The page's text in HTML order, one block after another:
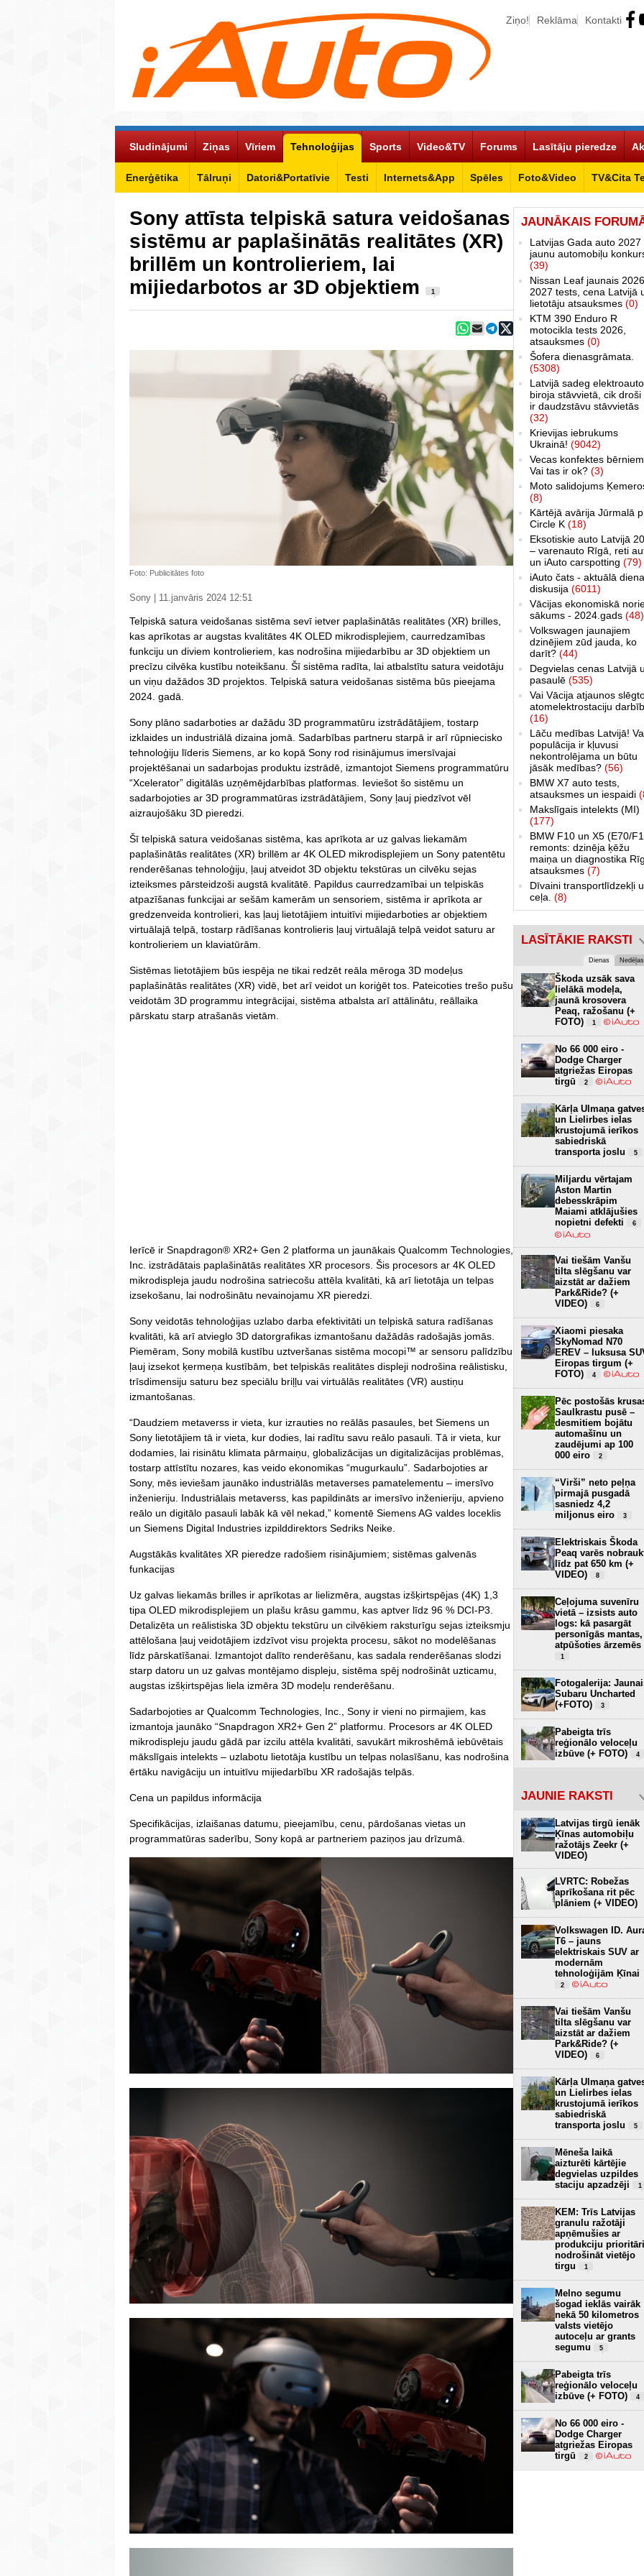
Ziņo! Reklāma Kontakti
Sludinājumi Ziņas Vīriem Tehnoloģijas
Enerģētika Tālruņi Datori&Portatīvie Testi Internets&App Spēles Foto&Video TV&Cita
Sports Video&TV Forums Lasītāju pieredze
Sony attīsta telpiskā satura veidošanas
sistēmu ar paplašinātās realitātes (XR)
brillēm un kontrolieriem, lai
mijiedarbotos ar 3D objektiem
1
Foto: Publicitātes foto
Sony | 11.janvāris 2024 12:51
Telpiskā satura veidošanas sistēma sevī ietver paplašinātās realitātes (XR) brilles,
kas aprīkotas ar augstas kvalitātes 4K OLED mikrodisplejiem, caurredzamības
funkciju un diviem kontrolieriem, kas nodrošina mijiedarbību ar 3D objektiem un
precīzu cilvēka kustību noteikšanu. Šī sistēma radīta, lai atbalstītu satura veidotāju
un viņu dažādos 3D projektos. Telpiskā satura veidošanas sistēma būs pieejama
2024. gadā.
Sony plāno sadarboties ar dažādu 3D programmatūru izstrādātājiem, tostarp
izklaides un industriālā dizaina jomā. Sadarbības partneru starpā ir arī rūpniecisko
tehnoloģiju līderis Siemens, ar ko kopā Sony rod risinājumus imersīvajai
projektēšanai un sadarbojas produktu izstrādē, izmantojot Siemens programmatūru
“Xcelerator” digitālās uzņēmējdarbības platformas. Ieviešot šo sistēmu un
sadarbojoties ar 3D programmatūras izstrādātājiem, Sony ļauj piedzīvot vēl
aizraujošāku 3D pieredzi.
Šī telpiskā satura veidošanas sistēma, kas aprīkota ar uz galvas liekamām
paplašinātās realitātes (XR) brillēm ar 4K OLED mikrodisplejiem un Sony patentētu
renderēšanas tehnoloģiju, ļauj atveidot 3D objektu tekstūras un cilvēku sejas
izteiksmes pārsteidzoši augstā kvalitātē. Papildus caurredzamībai un telpiskās
atpazīšanas funkcijai ar sešām kamerām un sensoriem, sistēma ir aprīkota ar
gredzenveida kontrolieri, kas ļauj lietotājiem intuitīvi mijiedarboties ar objektiem
virtuālajā telpā, tostarp rādīšanas kontrolieris ļauj virtuālajā telpā veidot saturu ar
kontrolieriem un klaviatūrām.
Sistēmas lietotājiem būs iespēja ne tikai redzēt reāla mēroga 3D modeļus
paplašinātās realitātes (XR) vidē, bet arī veidot un koriģēt tos. Pateicoties trešo pušu
veidotām 3D programmu integrācijai, sistēma atbalsta arī attālinātu, reāllaika
pārskatu starp atrašanās vietām.
Ierīcē ir Snapdragon® XR2+ Gen 2 platforma un jaunākais Qualcomm Technologies,
Inc. izstrādātais paplašinātās realitātes XR procesors. Šis procesors ar 4K OLED
mikrodispleja jaudu nodrošina satriecošu attēla kvalitāti, kā arī lietotāja un telpas
izsekošanu, lai nodrošinātu nevainojamu XR pieredzi.
Sony veidotās tehnoloģijas uzlabo darba efektivitāti un telpiskā satura radīšanas
kvalitāti, kā arī atvieglo 3D datorgrafikas izmantošanu dažādās radošajās jomās.
Piemēram, Sony mobilā kustību uztveršanas sistēma mocopi™ ar sensoru palīdzību
ļauj izsekot ķermeņa kustībām, bet telpiskās realitātes displeji nodrošina reālistisku,
trīsdimensiju saturu bez speciālu briļļu vai virtuālās realitātes (VR) austiņu
izmantošanas.
“Daudziem metaverss ir vieta, kur izrauties no reālās pasaules, bet Siemens un
Sony lietotājiem tā ir vieta, kur dodies, lai radītu savu reālo pasauli. Tā ir vieta, kur
dodamies, lai risinātu klimata pārmaiņu, globalizācijas un digitalizācijas problēmas,
tostarp attīstītu nozares, kas veido ekonomikas “mugurkaulu”. Sadarbojoties ar
Sony, mēs ieviešam jaunāko industriālās metaverses pamatelementu – imersīvo
inženieriju. Industriālais metaverss, kas papildināts ar imersīvo inženieriju, apvieno
reālo un digitālo pasauli labāk kā vēl nekad,” komentē Siemens AG valdes loceklis
un Siemens Digital Industries izpilddirektors Sedriks Neike.
Augstākās kvalitātes XR pieredze radošiem risinājumiem; sistēmas galvenās
funkacijas
Uz galvas liekamās brilles ir aprīkotas ar lielizmēra, augstas izšķirtspējas (4K) 1,3
tipa OLED mikrodisplejiem un plašu krāsu gammu, kas aptver līdz 96 % DCI-P3.
Detalizēta un reālistiska 3D objektu tekstūru un cilvēkiem raksturīgu sejas izteiksmju
attēlošana ļauj veidotājiem izdzīvot visu projekta procesu, sākot no modelēšanas
līdz pārskatīšanai. Izmantojot dalīto renderēšanu, kas sadala renderēšanas slodzi
starp datoru un uz galvas montējamo displeju, sistēma spēj nodrošināt uzticamu,
augstas izšķirtspējas liela izmēra 3D modeļu renderēšanu.
Sadarbojoties ar Qualcomm Technologies, Inc., Sony ir vieni no pirmajiem, kas
izmantoja jaunāko “Snapdragon XR2+ Gen 2” platformu. Procesors ar 4K OLED
mikrodispleju jaudu gādā par izcilu attēla kvalitāti, savukārt mikroshēmā iebūvētais
mākslīgais intelekts – uzlabotu lietotāja kustību un telpas nolasīšanu, kas nodrošina
ērtāku navigāciju un intuitīvu mijiedarbību XR radošajās telpās.
Cena un papildus informācija
Specifikācijas, izlaišanas datumu, pieejamību, cenu, pārdošanas vietas un
programmatūras saderību, Sony kopā ar partneriem paziņos jau drīzumā.
JAUNĀKAIS
Latvijas Gada auto 2027
jaunu automobiļu
(39)
Nissan Leaf jaunais
2027 tests, cena Latvijā
lietotāju atsauksmes (0)
KTM 390 Enduro R
motocikla tests 2026,
atsauksmes (0)
Šofera dienasgrāmata.
(5308)
Latvijā sadeg elektroauto
biroja stāvvietā, cik droši
ir daudzstāvu stāvvietās
(32)
Krievijas iebrukums
Ukrainā! (9042)
Vecas konfektes
Vai tas ir ok? (3)
Moto salidojums
(8)
Kārtējā avārija Jūrmalā
Circle K (18)
Eksotiskie auto Latvijā
– varenauto Rīgā, reti
un iAuto carspotting (79)
iAuto čats - aktuālā
diskusija (6011)
Vācijas ekonomiskā
sākums - 2024.gads (48)
Volkswagen jaunajiem
dzinējiem zūd jauda, ko
darīt? (44)
Degvielas cenas Latvijā
pasaulē (535)
Vai Vācija atjaunos
atomelektrostaciju
(16)
Lāču medības Latvijā!
populācija ir kļuvusi
nekontrolējama un būtu
jāsāk medības? (56)
BMW X7 auto tests,
atsauksmes un iespaidi
Makslīgais intelekts (MI)
(177)
BMW F10 un X5 (E70/
remonts: dzinēja ķēžu
maiņa un diagnostika
atsauksmes (7)
Dīvaini transportlīdzekļi
ceļa. (8)
LASĪTĀKIE RAKSTI
Dienas Nedēļas
Škoda uzsāk sava
lielākā modeļa,
jaunā krosovera
Peaq, ražošanu (+
FOTO)
1
No 66 000 eiro -
Dodge Charger
atgriežas Eiropas
tirgū
2
Kārļa Ulmaņa
un Lielirbes ielas
krustojumā ierīkos
sabiedriskā
transporta joslu
5
Miljardu vērtajam
Aston Martin
debesskrāpim
Maiami atklājušies
nopietni defekti
6
Vai tiešām Vanšu
tilta slēgšanu var
aizstāt ar dažiem
Park&Ride? (+
VIDEO)
6
Xiaomi piesaka
SkyNomad N70
EREV – luksusa
Eiropas tirgum (+
FOTO)
4
Pēc postošās
Saulkrastu pusē –
desmitiem bojātu
automašīnu un
zaudējumi ap 100
000 eiro
2
“Virši” neto peļņa
pirmajā pusgadā
sasniedz 4,2
miljonus eiro
3
Elektriskais Škoda
Peaq varēs
līdz pat 650 km (+
VIDEO)
8
Ceļojuma suvenīru
vietā – izsists auto
logs: kā pasargāt
personīgās mantas,
atpūšoties ārzemēs
1
Fotogalerija:
Subaru Uncharted
(+FOTO)
3
Pabeigta trīs
reģionālo veloceļu
izbūve (+ FOTO)
4
JAUNIE RAKSTI
Latvijas tirgū ienāk
Ķīnas automobiļu
ražotājs Zeekr (+
VIDEO)
LVRTC: Robežas
aprīkošana rit pēc
plāniem (+ VIDEO)
Volkswagen ID.
T6 – jauns
elektriskais SUV ar
modernām
tehnoloģijām Ķīnai
2
Vai tiešām Vanšu
tilta slēgšanu var
aizstāt ar dažiem
Park&Ride? (+
VIDEO)
6
Kārļa Ulmaņa
un Lielirbes ielas
krustojumā ierīkos
sabiedriskā
transporta joslu
5
Mēneša laikā
aizturēti kārtējie
degvielas uzpildes
staciju apzadzēji
1
KEM: Trīs Latvijas
granulu ražotāji
apņēmušies ar
produkciju prioritāri
nodrošināt vietējo
tirgu
1
Melno segumu
šogad ieklās vairāk
nekā 50 kilometros
valsts vietējo
autoceļu ar grants
segumu
5
Pabeigta trīs
reģionālo veloceļu
izbūve (+ FOTO)
4
No 66 000 eiro -
Dodge Charger
atgriežas Eiropas
tirgū
2